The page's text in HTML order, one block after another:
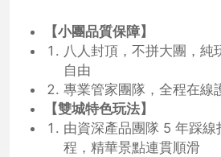
【小團品質保障】
八人封頂，不拼大團，純
自由
專業管家團隊，全程在線
【雙城特色玩法】
由資深產品團隊 5 年踩線
程，精華景點連貫順滑